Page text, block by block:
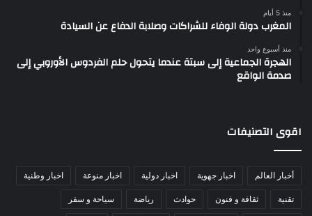
منذ 5 أيام
المغرب دولة الوفاء للشراكات وصلابة الدفاع عن السيادة
منذ أسبوع واحد
الهجرة الجماعية إلى سبتة عندما يتحول حلم الفردوس الأوروبي إلى
صدمة الواقع
اقوى التصنيفات
أخبار العالم اخبار جهوية اخبار دولية اخبار منوعة اخبار وطنية
تقنية ثقافة و فنون حوادث رياضة سياحة و سفر